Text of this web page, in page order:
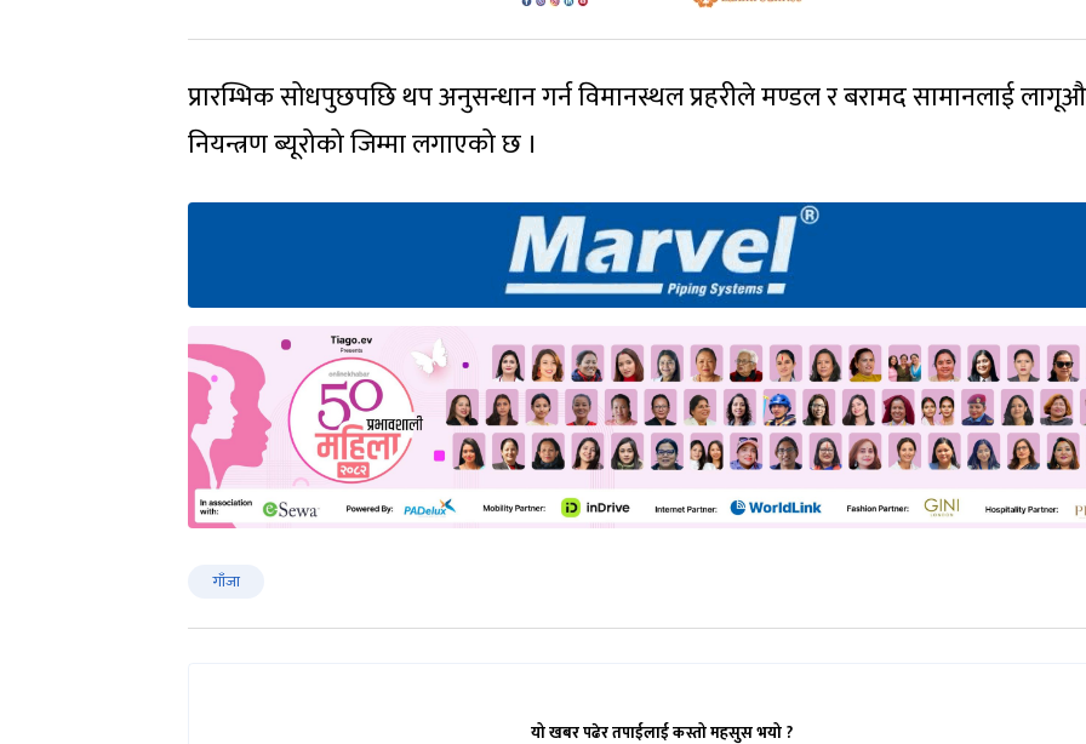
प्रारम्भिक सोधपुछपछि थप अनुसन्धान गर्न विमानस्थल प्रहरीले मण्डल र बरामद सामानलाई
नियन्त्रण ब्यूरोको जिम्मा लगाएको छ ।
गाँजा
यो खबर पढेर तपाईलाई कस्तो महसुस भयो ?